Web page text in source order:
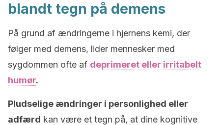
blandt tegn på demens
På grund af ændringerne i hjernens kemi, der
følger med demens, lider mennesker med
sygdommen ofte af deprimeret eller irritabelt
humør.
Pludselige ændringer i personlighed eller
adfærd kan være et tegn på, at dine kognitive